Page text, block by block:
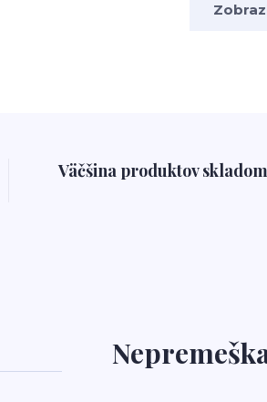
Väčšina produktov skladom